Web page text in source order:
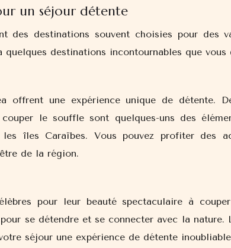
un séjour détente
des destinations souvent choisies pour des
destinations incontournables que vous
offrent une expérience unique de détente.
le souffle sont quelques-uns des
îles Caraïbes. Vous pouvez profiter des
de la région.
pour leur beauté spectaculaire à
se détendre et se connecter avec la nature.
séjour une expérience de détente